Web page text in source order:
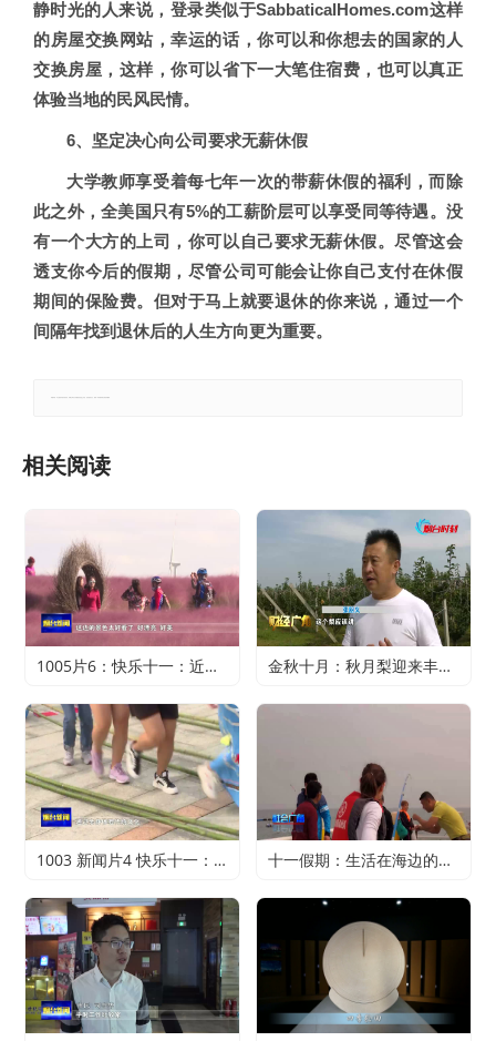
静时光的人来说，登录类似于SabbaticalHomes.com这样
的房屋交换网站，幸运的话，你可以和你想去的国家的人
交换房屋，这样，你可以省下一大笔住宿费，也可以真正
体验当地的民风民情。
6、坚定决心向公司要求无薪休假
大学教师享受着每七年一次的带薪休假的福利，而除
此之外，全美国只有5%的工薪阶层可以享受同等待遇。没
有一个大方的上司，你可以自己要求无薪休假。尽管这会
透支你今后的假期，尽管公司可能会让你自己支付在休假
期间的保险费。但对于马上就要退休的你来说，通过一个
间隔年找到退休后的人生方向更为重要。
相关阅读
1005片6：快乐十一：近郊游火爆 家门口轻松过假期 金秋十月：秋月梨迎来丰收 农户赚得满心欢喜
1003 新闻片4 快乐十一：寻特色旅游 享精彩假期 十一假期：生活在海边的正确打开方式